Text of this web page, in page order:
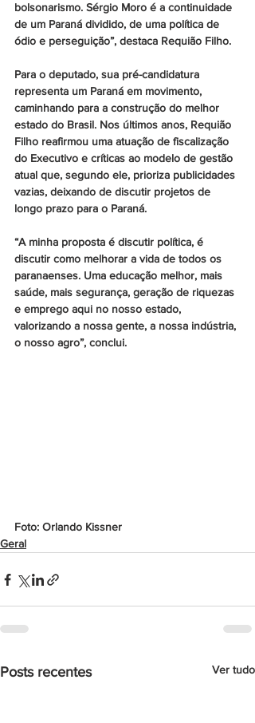
bolsonarismo. Sérgio Moro é a continuidade
de um Paraná dividido, de uma política de
ódio e perseguição”, destaca Requião Filho.
Para o deputado, sua pré-candidatura
representa um Paraná em movimento,
caminhando para a construção do melhor
estado do Brasil. Nos últimos anos, Requião
Filho reafirmou uma atuação de fiscalização
do Executivo e críticas ao modelo de gestão
atual que, segundo ele, prioriza publicidades
vazias, deixando de discutir projetos de
longo prazo para o Paraná.
“A minha proposta é discutir política, é
discutir como melhorar a vida de todos os
paranaenses. Uma educação melhor, mais
saúde, mais segurança, geração de riquezas
e emprego aqui no nosso estado,
valorizando a nossa gente, a nossa indústria,
o nosso agro”, conclui.
Foto: Orlando Kissner
Geral
Posts recentes Ver tudo